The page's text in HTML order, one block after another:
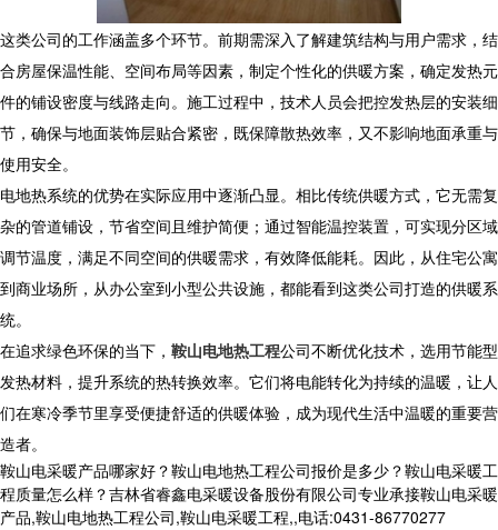
这类公司的工作涵盖多个环节。前期需深入了解建筑结构与用户需求，结
合房屋保温性能、空间布局等因素，制定个性化的供暖方案，确定发热元
件的铺设密度与线路走向。施工过程中，技术人员会把控发热层的安装细
节，确保与地面装饰层贴合紧密，既保障散热效率，又不影响地面承重与
使用安全。
电地热系统的优势在实际应用中逐渐凸显。相比传统供暖方式，它无需复
杂的管道铺设，节省空间且维护简便；通过智能温控装置，可实现分区域
调节温度，满足不同空间的供暖需求，有效降低能耗。因此，从住宅公寓
到商业场所，从办公室到小型公共设施，都能看到这类公司打造的供暖系
统。
在追求绿色环保的当下， 鞍山电地热工程公司不断优化技术，选用节能型
发热材料，提升系统的热转换效率。它们将电能转化为持续的温暖，让人
们在寒冷季节里享受便捷舒适的供暖体验，成为现代生活中温暖的重要营
造者。
鞍山电采暖产品哪家好？鞍山电地热工程公司报价是多少？鞍山电采暖工
程质量怎么样？吉林省睿鑫电采暖设备股份有限公司专业承接鞍山电采暖
产品,鞍山电地热工程公司,鞍山电采暖工程,,电话:0431-86770277